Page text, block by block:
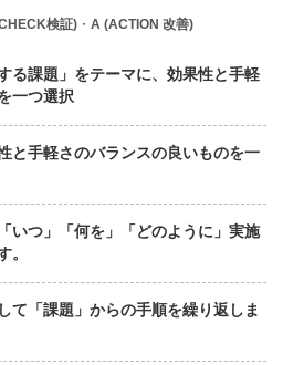
検証) ・ A (ACTION 改善)
る課題」をテーマに、効果性と手軽
一つ選択
と手軽さのバランスの良いものを一
いつ」「何を」「どのように」実施
。
て「課題」からの手順を繰り返しま